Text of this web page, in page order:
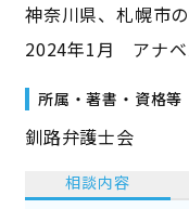
神奈川県、札幌市
2024年1月 アナ
所属・著書・資格等
釧路弁護士会
相談内容